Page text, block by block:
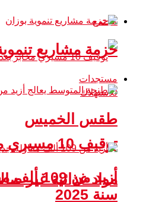
مجتمع
توقيف 10
مواد غذائية غير
حزمة مشاريع
مستجدات
طقس الخميس
أزيد من
سنة 2025